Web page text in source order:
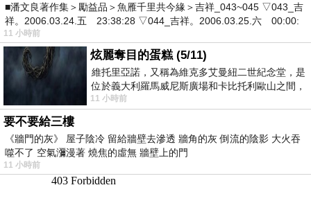
■潘文良著作集＞勵益品＞魚雁千里共今緣＞吉祥_043~045 ▽043_吉
祥。2006.03.24.五 23:38:28 ▽044_吉祥。2006.03.25.六 00:00:
11 小時前
炫麗奪目的蛋糕 (5/11)
維托里亞諾，又稱為維克多艾曼紐二世紀念堂，是
位於義大利羅馬威尼斯廣場和卡比托利歐山之間，
用以紀念統一義大利統一後的的第一位國
11 小時前
要不要給三樓
《牆門的灰》 屋子陰冷 留給牆壁去滲透 牆角的灰 倒流的陰影 大火吞
噬不了 空氣瀰漫著 燒焦的虛無 牆壁上的門
11 小時前